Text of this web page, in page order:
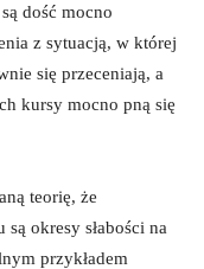
dość mocno
z sytuacją, w której
się przeceniają, a
kursy mocno pną się
teorię, że
okresy słabości na
przykładem